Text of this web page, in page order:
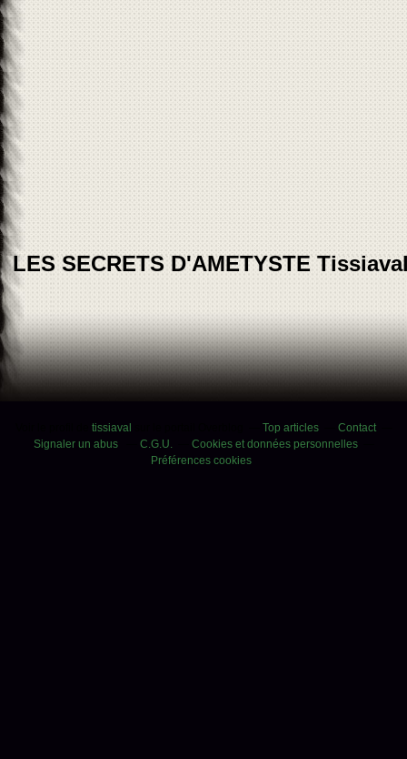
LES SECRETS D'AMETYSTE
tissiaval Top articles
Contact
Signaler un abus
C.G.U.
Cookies et données personnelles
Préférences cookies